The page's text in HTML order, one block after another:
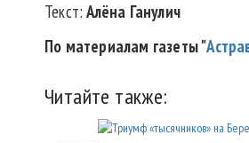
Текст:Алёна Ганулич
По материалам газеты "
Читайте также: